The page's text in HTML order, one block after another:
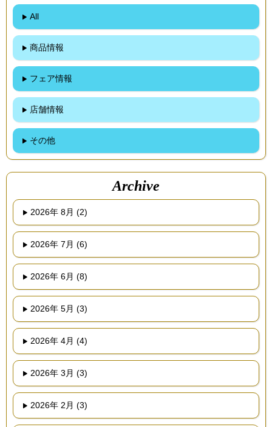
All
商品情報
フェア情報
店舗情報
その他
Archive
2026年 8月 (2)
2026年 7月 (6)
2026年 6月 (8)
2026年 5月 (3)
2026年 4月 (4)
2026年 3月 (3)
2026年 2月 (3)